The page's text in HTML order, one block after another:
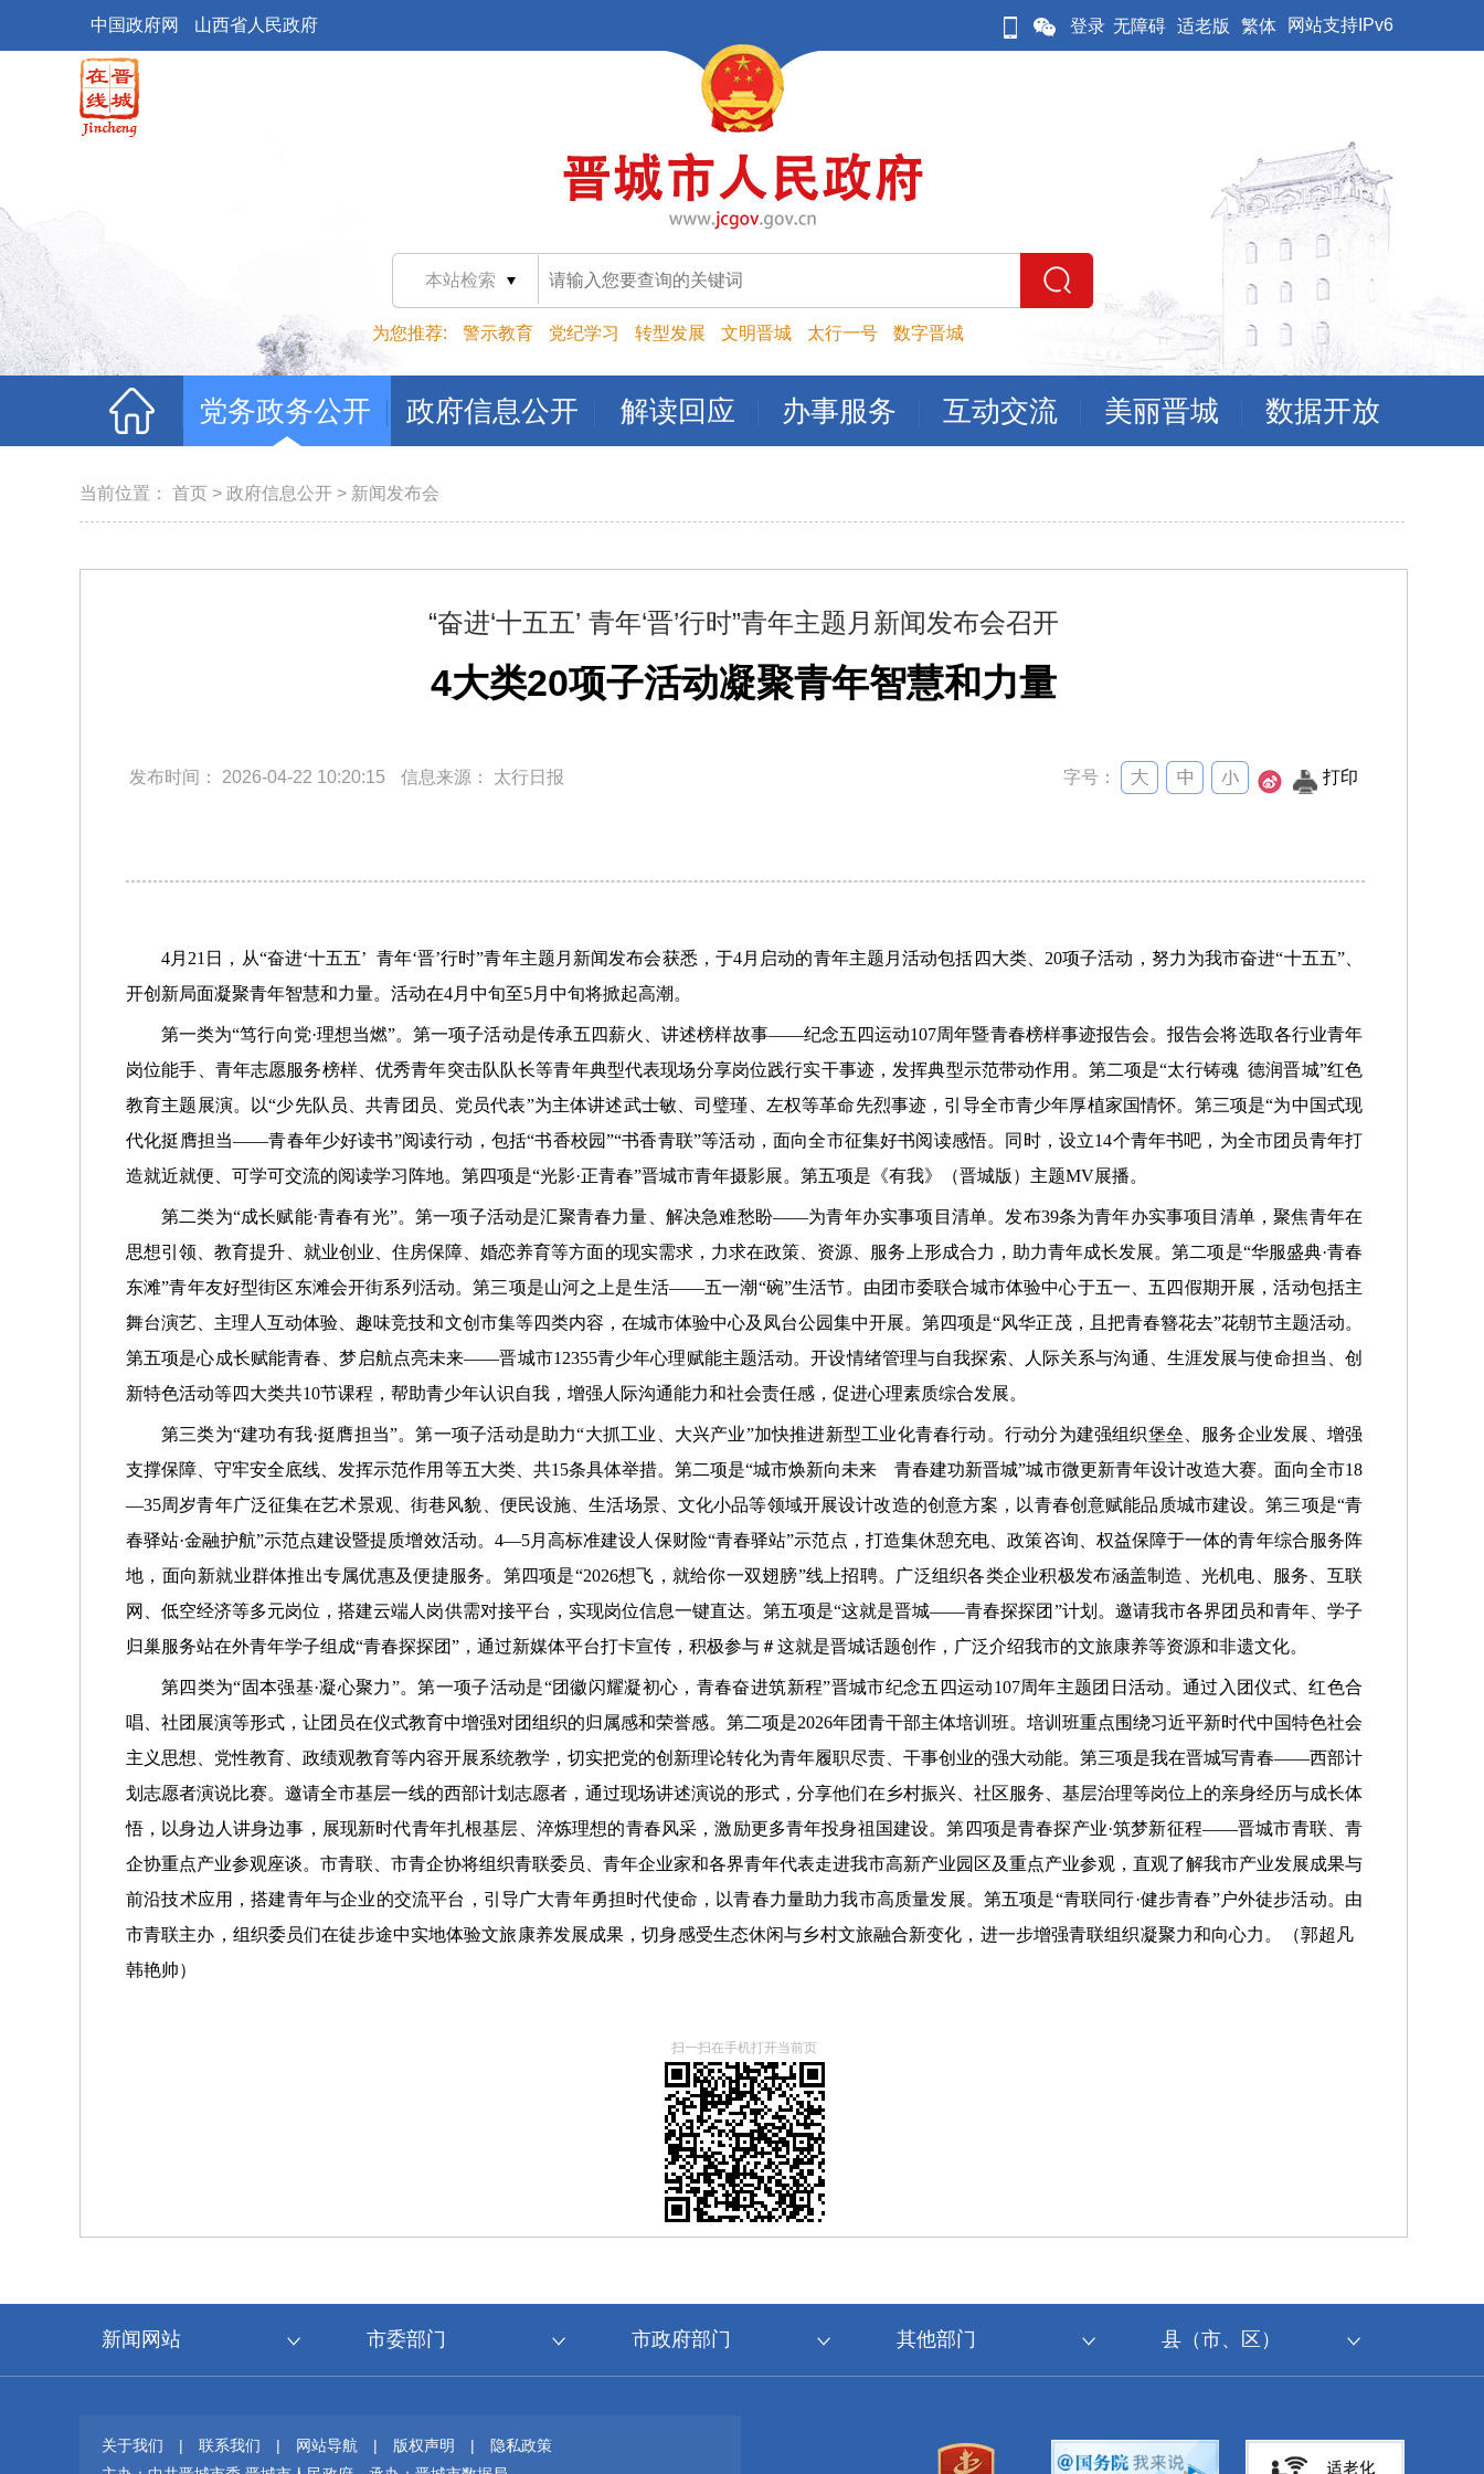
中国政府网 山西省人民政府 登录 无障碍 适老版 繁体 网站支持IPv6
本站检索
为您推荐: 警示教育 党纪学习 转型发展 文明晋城 太行一号 数字晋城
党务政务公开 政府信息公开 解读回应 办事服务 互动交流 美丽晋城 数据开放
当前位置： 首页 > 政府信息公开 > 新闻发布会
“奋进‘十五五’ 青年‘晋’行时”青年主题月新闻发布会召开
4大类20项子活动凝聚青年智慧和力量
发布时间： 2026-04-22 10:20:15 信息来源： 太行日报 字号： 打印
4月21日，从“奋进‘十五五’ 青年‘晋’行时”青年主题月新闻发布会获悉，于4月启动的青年主题月活动包括四大类、20项子活动，努力为我市奋进“十五五”、
开创新局面凝聚青年智慧和力量。活动在4月中旬至5月中旬将掀起高潮。
第一类为“笃行向党·理想当燃”。第一项子活动是传承五四薪火、讲述榜样故事——纪念五四运动107周年暨青春榜样事迹报告会。报告会将选取各行业青年
岗位能手、青年志愿服务榜样、优秀青年突击队队长等青年典型代表现场分享岗位践行实干事迹，发挥典型示范带动作用。第二项是“太行铸魂 德润晋城”红色
教育主题展演。以“少先队员、共青团员、党员代表”为主体讲述武士敏、司璧瑾、左权等革命先烈事迹，引导全市青少年厚植家国情怀。第三项是“为中国式现
代化挺膺担当——青春年少好读书”阅读行动，包括“书香校园”“书香青联”等活动，面向全市征集好书阅读感悟。同时，设立14个青年书吧，为全市团员青年打
造就近就便、可学可交流的阅读学习阵地。第四项是“光影·正青春”晋城市青年摄影展。第五项是《有我》（晋城版）主题MV展播。
第二类为“成长赋能·青春有光”。第一项子活动是汇聚青春力量、解决急难愁盼——为青年办实事项目清单。发布39条为青年办实事项目清单，聚焦青年在
思想引领、教育提升、就业创业、住房保障、婚恋养育等方面的现实需求，力求在政策、资源、服务上形成合力，助力青年成长发展。第二项是“华服盛典·青春
东滩”青年友好型街区东滩会开街系列活动。第三项是山河之上是生活——五一潮“碗”生活节。由团市委联合城市体验中心于五一、五四假期开展，活动包括主
舞台演艺、主理人互动体验、趣味竞技和文创市集等四类内容，在城市体验中心及凤台公园集中开展。第四项是“风华正茂，且把青春簪花去”花朝节主题活动。
第五项是心成长赋能青春、梦启航点亮未来——晋城市12355青少年心理赋能主题活动。开设情绪管理与自我探索、人际关系与沟通、生涯发展与使命担当、创
新特色活动等四大类共10节课程，帮助青少年认识自我，增强人际沟通能力和社会责任感，促进心理素质综合发展。
第三类为“建功有我·挺膺担当”。第一项子活动是助力“大抓工业、大兴产业”加快推进新型工业化青春行动。行动分为建强组织堡垒、服务企业发展、增强
支撑保障、守牢安全底线、发挥示范作用等五大类、共15条具体举措。第二项是“城市焕新向未来 青春建功新晋城”城市微更新青年设计改造大赛。面向全市18
—35周岁青年广泛征集在艺术景观、街巷风貌、便民设施、生活场景、文化小品等领域开展设计改造的创意方案，以青春创意赋能品质城市建设。第三项是“青
春驿站·金融护航”示范点建设暨提质增效活动。4—5月高标准建设人保财险“青春驿站”示范点，打造集休憩充电、政策咨询、权益保障于一体的青年综合服务阵
地，面向新就业群体推出专属优惠及便捷服务。第四项是“2026想飞，就给你一双翅膀”线上招聘。广泛组织各类企业积极发布涵盖制造、光机电、服务、互联
网、低空经济等多元岗位，搭建云端人岗供需对接平台，实现岗位信息一键直达。第五项是“这就是晋城——青春探探团”计划。邀请我市各界团员和青年、学子
归巢服务站在外青年学子组成“青春探探团”，通过新媒体平台打卡宣传，积极参与＃这就是晋城话题创作，广泛介绍我市的文旅康养等资源和非遗文化。
第四类为“固本强基·凝心聚力”。第一项子活动是“团徽闪耀凝初心，青春奋进筑新程”晋城市纪念五四运动107周年主题团日活动。通过入团仪式、红色合
唱、社团展演等形式，让团员在仪式教育中增强对团组织的归属感和荣誉感。第二项是2026年团青干部主体培训班。培训班重点围绕习近平新时代中国特色社会
主义思想、党性教育、政绩观教育等内容开展系统教学，切实把党的创新理论转化为青年履职尽责、干事创业的强大动能。第三项是我在晋城写青春——西部计
划志愿者演说比赛。邀请全市基层一线的西部计划志愿者，通过现场讲述演说的形式，分享他们在乡村振兴、社区服务、基层治理等岗位上的亲身经历与成长体
悟，以身边人讲身边事，展现新时代青年扎根基层、淬炼理想的青春风采，激励更多青年投身祖国建设。第四项是青春探产业·筑梦新征程——晋城市青联、青
企协重点产业参观座谈。市青联、市青企协将组织青联委员、青年企业家和各界青年代表走进我市高新产业园区及重点产业参观，直观了解我市产业发展成果与
前沿技术应用，搭建青年与企业的交流平台，引导广大青年勇担时代使命，以青春力量助力我市高质量发展。第五项是“青联同行·健步青春”户外徒步活动。由
市青联主办，组织委员们在徒步途中实地体验文旅康养发展成果，切身感受生态休闲与乡村文旅融合新变化，进一步增强青联组织凝聚力和向心力。（郭超凡
韩艳帅）
扫一扫在手机打开当前页
新闻网站 市委部门 市政府部门 其他部门 县（市、区）
关于我们 | 联系我们 | 网站导航 | 版权声明 |
隐私政策